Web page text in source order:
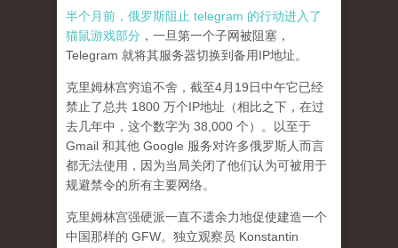
半个月前，俄罗斯阻止 telegram 的行动进入了
猫鼠游戏部分 ，一旦第一个子网被阻塞，
Telegram 就将其服务器切换到备用IP地址。
克里姆林宫穷追不舍，截至4月19日中午它已经
禁止了总共 1800 万个IP地址（相比之下，在过
去几年中，这个数字为 38,000 个）。以至于
Gmail 和其他 Google 服务对许多俄罗斯人而言
都无法使用，因为当局关闭了他们认为可被用于
规避禁令的所有主要网络。
克里姆林宫强硬派一直不遗余力地促使建造一个
中国那样的 GFW。独立观察员 Konstantin